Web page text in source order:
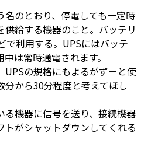
名のとおり、停電しても一定時
給する機器のこと。バッテリ
で利用する。UPSにはバッテ
は常時通電されます。
UPSの規格にもよるがずーと使
から30分程度と考えてほし
る機器に信号を送り、接続機器
トがシャットダウンしてくれる